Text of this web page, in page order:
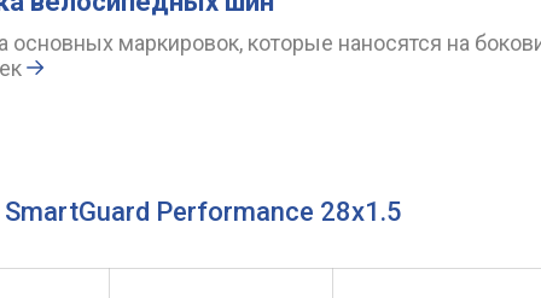
основных маркировок, которые наносятся на
Performance 28x1.5